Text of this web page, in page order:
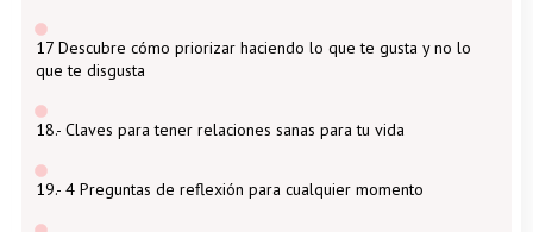
17 Descubre cómo priorizar haciendo lo que te gusta y no lo
que te disgusta
18.- Claves para tener relaciones sanas para tu vida
19.- 4 Preguntas de reflexión para cualquier momento